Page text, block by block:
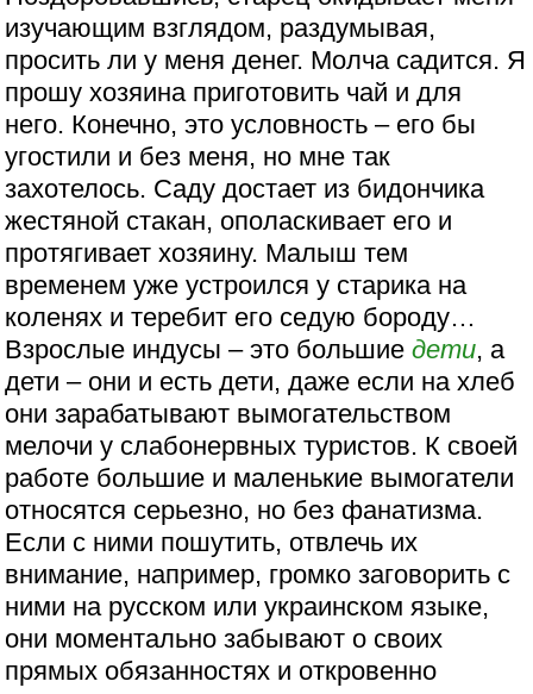
изучающим взглядом, раздумывая,
просить ли у меня денег. Молча садится. Я
прошу хозяина приготовить чай и для
него. Конечно, это условность – его бы
угостили и без меня, но мне так
захотелось. Саду достает из бидончика
жестяной стакан, ополаскивает его и
протягивает хозяину. Малыш тем
временем уже устроился у старика на
коленях и теребит его седую бороду…
Взрослые индусы – это большиедети, а
дети – они и есть дети, даже если на хлеб
они зарабатывают вымогательством
мелочи у слабонервных туристов. К своей
работе большие и маленькие вымогатели
относятся серьезно, но без фанатизма.
Если с ними пошутить, отвлечь их
внимание, например, громко заговорить с
ними на русском или украинском языке,
они моментально забывают о своих
прямых обязанностях и откровенно